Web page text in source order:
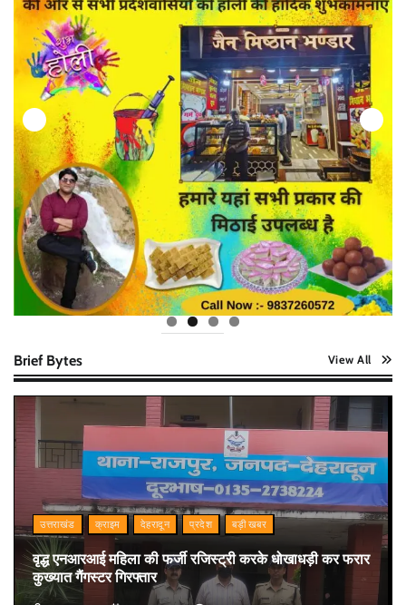
Brief Bytes View All
उत्तराखंड क्राइम देहरादून प्रदेश बड़ी खबर
वृद्ध एनआरआई महिला की फर्जी रजिस्ट्री करके धोखाधड़ी कर फरार
कुख्यात गैंगस्टर गिरफ्तार